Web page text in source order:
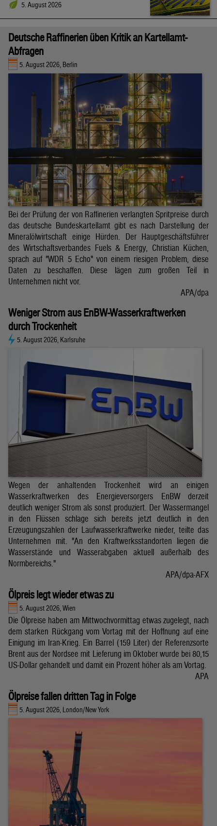
5. August 2026
Deutsche Raffinerien üben Kritik an Kartellamt-
Abfragen
5. August 2026, Berlin
Bei der Prüfung der von Raffinerien verlangten Spritpreise durch
das deutsche Bundeskartellamt gibt es nach Darstellung der
Mineralölwirtschaft einige Hürden. Der Hauptgeschäftsführer
des Wirtschaftsverbandes Fuels & Energy, Christian Küchen,
sprach auf "WDR 5 Echo" von einem riesigen Problem, diese
Daten zu beschaffen. Diese lägen zum großen Teil in
Unternehmen nicht vor.
APA/dpa
Weniger Strom aus EnBW-Wasserkraftwerken
durch Trockenheit
5. August 2026, Karlsruhe
Wegen der anhaltenden Trockenheit wird an einigen
Wasserkraftwerken des Energieversorgers EnBW derzeit
deutlich weniger Strom als sonst produziert. Der Wassermangel
in den Flüssen schlage sich bereits jetzt deutlich in den
Erzeugungszahlen der Laufwasserkraftwerke nieder, teilte das
Unternehmen mit. "An den Kraftwerksstandorten liegen die
Wasserstände und Wasserabgaben aktuell außerhalb des
Normbereichs."
APA/dpa-AFX
Ölpreis legt wieder etwas zu
5. August 2026, Wien
Die Ölpreise haben am Mittwochvormittag etwas zugelegt, nach
dem starken Rückgang vom Vortag mit der Hoffnung auf eine
Einigung im Iran-Krieg. Ein Barrel (159 Liter) der Referenzsorte
Brent aus der Nordsee mit Lieferung im Oktober wurde bei 80,15
US-Dollar gehandelt und damit ein Prozent höher als am Vortag.
APA
Ölpreise fallen dritten Tag in Folge
5. August 2026, London/New York